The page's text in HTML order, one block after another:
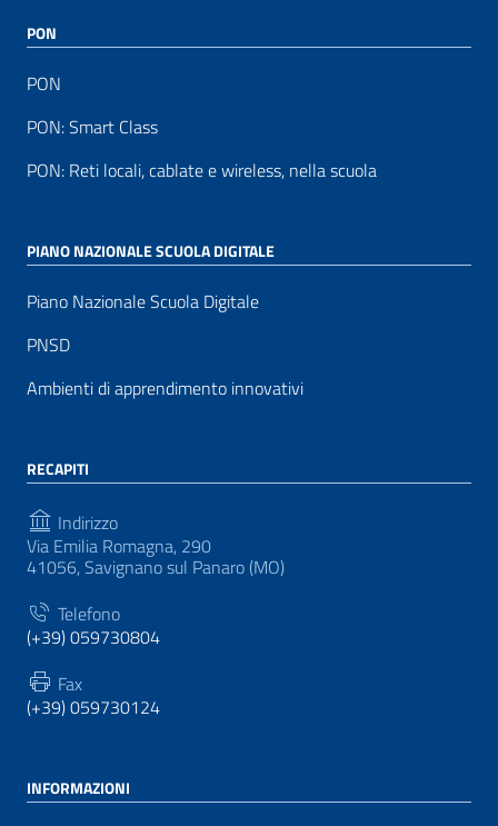
PON
PON
PON: Smart Class
PON: Reti locali, cablate e wireless, nella scuola
PIANO NAZIONALE SCUOLA DIGITALE
Piano Nazionale Scuola Digitale
PNSD
Ambienti di apprendimento innovativi
RECAPITI
Indirizzo
Via Emilia Romagna, 290
41056, Savignano sul Panaro (MO)
Telefono
(+39) 059730804
Fax
(+39) 059730124
INFORMAZIONI